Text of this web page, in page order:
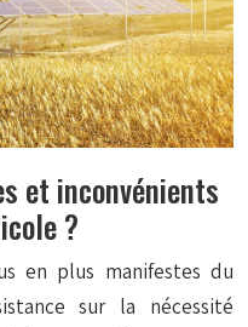
et inconvénients
?
en plus manifestes du
sur la nécessité